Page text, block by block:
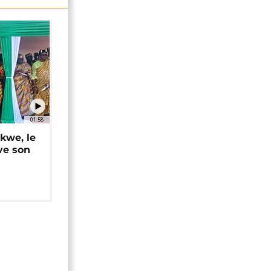
01:58
le
son